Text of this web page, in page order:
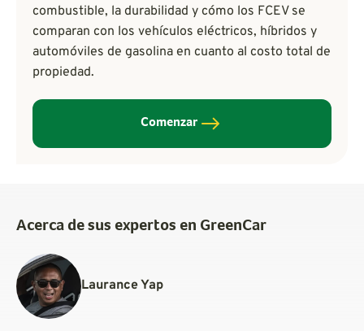
combustible, la durabilidad y cómo los FCEV se
comparan con los vehículos eléctricos, híbridos y
automóviles de gasolina en cuanto al costo total de
propiedad.
Comenzar
Acerca de sus expertos en GreenCar
Laurance Yap